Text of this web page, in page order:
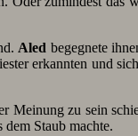
Aled begegnete
erkannten und
Meinung zu sein
Staub machte.